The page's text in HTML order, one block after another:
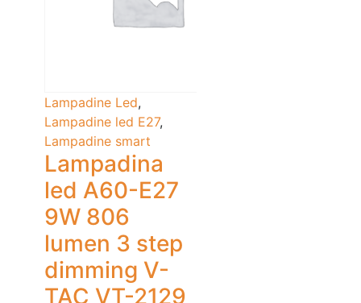
Lampadine Led,
Lampadine led E27,
Lampadine smart
Lampadina
led A60-E27
9W 806
lumen 3 step
dimming V-
TAC VT-2129